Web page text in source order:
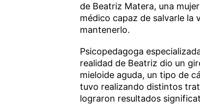
de Beatriz Matera, una
médico capaz de salvarle la
mantenerlo.
Psicopedagoga
realidad de Beatriz dio un
mieloide aguda, un tipo de
tuvo realizando distintos
lograron resultados